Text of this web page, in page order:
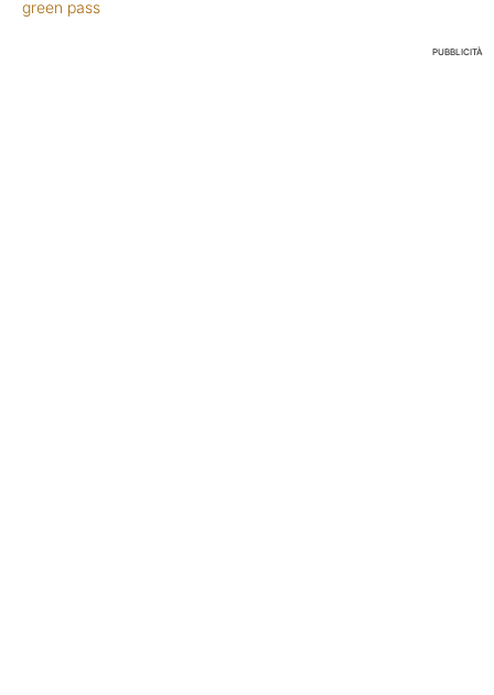
green pass
PUBBLICITÀ